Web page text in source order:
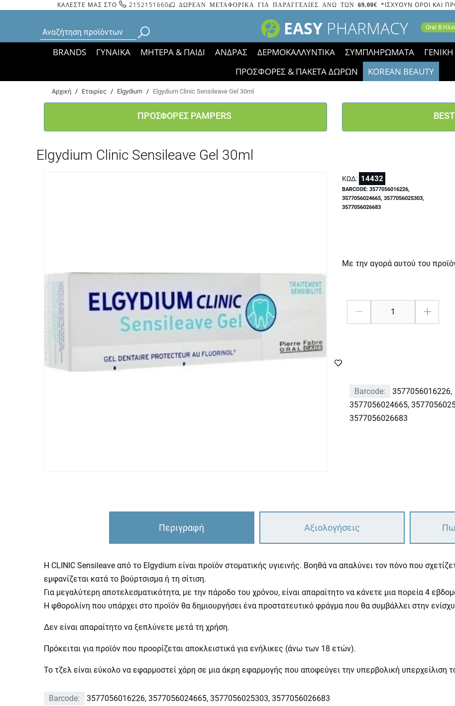
ΚΑΛΕΣΤΕ ΜΑΣ ΣΤΟ 2152151660 ΔΩΡΕΑΝ ΜΕΤΑΦΟΡΙΚΑ ΓΙΑ ΠΑΡΑΓΓΕΛΙΕΣ ΑΝΩ ΤΩΝ 69.00€ *ΙΣΧΥΟΥΝ ΟΡΟΙ ΚΑΙ
EASY PHARMACY Oral B
BRANDS ΓΥΝΑΙΚΑ ΜΗΤΕΡΑ & ΠΑΙΔΙ ΑΝΔΡΑΣ ΔΕΡΜΟΚΑΛΛΥΝΤΙΚΑ ΣΥΜΠΛΗΡΩΜΑΤΑ
ΠΡΟΣΦΟΡΕΣ & ΠΑΚΕΤΑ ΔΩΡΩΝ
KOREAN BEAUTY
Bάσει ΦΕΚ 35935/2023 τα εικονίδια των εκπτώσεων έφυγαν, οι χαμηλές μας
Αρχική / Εταιρίες / Elgydium / Elgydium Clinic Sensileave Gel 30ml
ΠΡΟΣΦΟΡΕΣ PAMPERS
Elgydium Clinic Sensileave Gel 30ml
ΚΩΔ: 14432
BARCODE: 3577056016226,
3577056024665, 3577056025303,
3577056026683
Με την αγορά αυτού του
Barcode:
3577056016226,
3577056024665,
3577056026683
Περιγραφή Αξιολογήσεις
Η CLINIC Sensileave από το Elgydium είναι προϊόν στοματικής υγιεινής. Βοηθά να απαλύνει τον πόνο που
εμφανίζεται κατά το βούρτσισμα ή τη σίτιση.
Για μεγαλύτερη αποτελεσματικότητα, με την πάροδο του χρόνου, είναι απαραίτητο να κάνετε μια πορεία 4
Η φθορολίνη που υπάρχει στο προϊόν θα δημιουργήσει ένα προστατευτικό φράγμα που θα συμβάλλει στην
Δεν είναι απαραίτητο να ξεπλύνετε μετά τη χρήση.
Πρόκειται για προϊόν που προορίζεται αποκλειστικά για ενήλικες (άνω των 18 ετών).
Το τζελ είναι εύκολο να εφαρμοστεί χάρη σε μια άκρη εφαρμογής που αποφεύγει την υπερβολική υπερχείλιση
Barcode: 3577056016226, 3577056024665, 3577056025303, 3577056026683